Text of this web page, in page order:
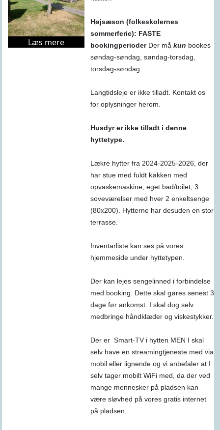
Læs mere
Højsæson (folkeskolernes
sommerferie): FASTE
bookingperioderDer må kun bookes
søndag-søndag, søndag-torsdag,
torsdag-søndag.
Langtidsleje er ikke tilladt. Kontakt os
for oplysninger herom.
Husdyr er ikke tilladt i denne
hyttetype.
Lækre hytter fra 2024-2025-2026, der
har stue med fuldt køkken med
opvaskemaskine, eget bad/toilet, 3
soveværelser med hver 2 enkeltsenge
(80x200). Hytterne har desuden en stor
terrasse.
Inventarliste kan ses på vores
hjemmeside under hyttetypen.
Der kan lejes sengelinned i forbindelse
med booking. Dette skal gøres senest 3
dage før ankomst. I skal dog selv
medbringe håndklæder og viskestykker.
Der er Smart-TV i hytten MEN I skal
selv have en streamingtjeneste med via
mobil eller lignende og vi anbefaler at I
selv tager mobilt WiFi med, da der ved
mange mennesker på pladsen kan
være sløvhed på vores gratis internet
på pladsen.